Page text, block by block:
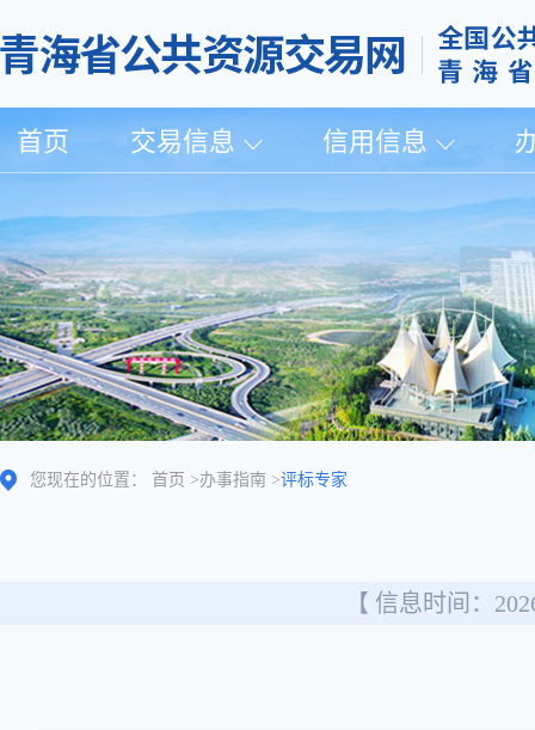
首页 交易信息 信用信息
您现在的位置： 首页 >办事指南 >评标专家
【 信息时间：